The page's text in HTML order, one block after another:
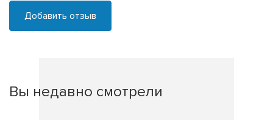
Добавить отзыв
Вы недавно смотрели